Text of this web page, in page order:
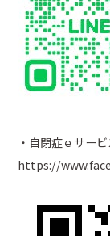
・自閉症ｅサー
https://